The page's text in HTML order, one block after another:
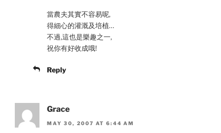
當農夫其實不容易呢,
得細心的灌溉及培植…
不過,這也是樂趣之一,
祝你有好收成哦!
Reply
Grace
MAY 30, 2007 AT 6:44 AM